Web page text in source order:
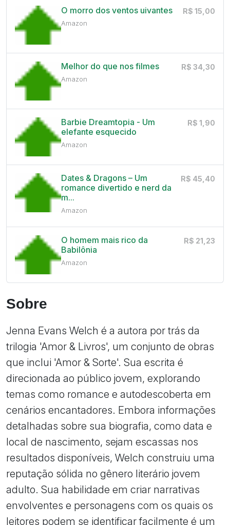
O morro dos ventos uivantes
Amazon
R$ 15,00
Melhor do que nos filmes
Amazon
R$ 34,30
Barbie Dreamtopia - Um
elefante esquecido
Amazon
R$ 1,90
Dates & Dragons – Um
romance divertido e nerd da
m...
Amazon
R$ 45,40
O homem mais rico da
Babilônia
Amazon
R$ 21,23
Sobre
Jenna Evans Welch é a autora por trás da
trilogia 'Amor & Livros', um conjunto de obras
que inclui 'Amor & Sorte'. Sua escrita é
direcionada ao público jovem, explorando
temas como romance e autodescoberta em
cenários encantadores. Embora informações
detalhadas sobre sua biografia, como data e
local de nascimento, sejam escassas nos
resultados disponíveis, Welch construiu uma
reputação sólida no gênero literário jovem
adulto. Sua habilidade em criar narrativas
envolventes e personagens com os quais os
leitores podem se identificar facilmente é um